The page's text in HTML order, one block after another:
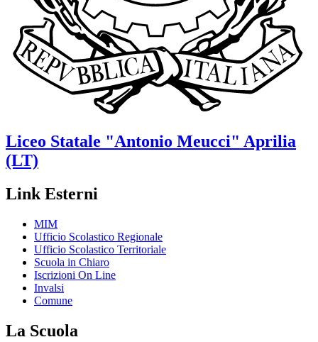
Liceo Statale "Antonio Meucci" Aprilia
(LT)
Link Esterni
MIM
Ufficio Scolastico Regionale
Ufficio Scolastico Territoriale
Scuola in Chiaro
Iscrizioni On Line
Invalsi
Comune
La Scuola